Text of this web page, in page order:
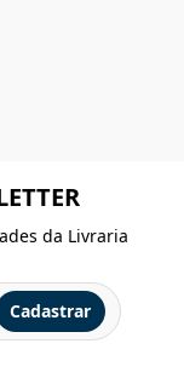
da Livraria
Cadastrar